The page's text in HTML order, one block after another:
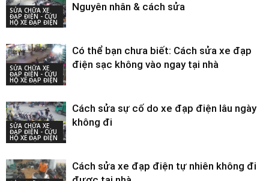
SỬA CHỮA XE
ĐẠP ĐIỆN - CỨU
HỘ XE ĐẠP ĐIỆN
Nguyên nhân & cách sửa
SỬA CHỮA XE
ĐẠP ĐIỆN - CỨU
HỘ XE ĐẠP ĐIỆN
Có thể bạn chưa biết: Cách sửa xe đạp
điện sạc không vào ngay tại nhà
SỬA CHỮA XE
ĐẠP ĐIỆN - CỨU
HỘ XE ĐẠP ĐIỆN
Cách sửa sự cố do xe đạp điện lâu ngày
không đi
Cách sửa xe đạp điện tự nhiên không đi